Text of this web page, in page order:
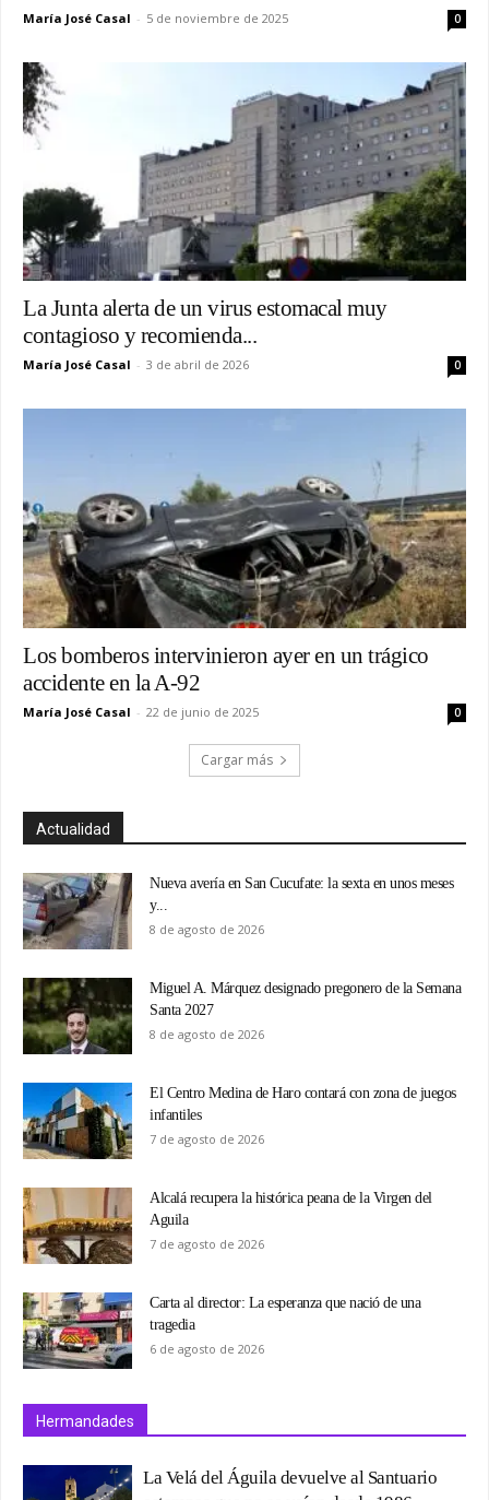
María José Casal - 5 de noviembre de 2025 0
La Junta alerta de un virus estomacal muy
contagioso y recomienda...
María José Casal - 3 de abril de 2026 0
Los bomberos intervinieron ayer en un trágico
accidente en la A-92
María José Casal - 22 de junio de 2025 0
Cargar más
Actualidad
Nueva avería en San Cucufate: la sexta en unos meses
y...
8 de agosto de 2026
Miguel A. Márquez designado pregonero de la Semana
Santa 2027
8 de agosto de 2026
El Centro Medina de Haro contará con zona de juegos
infantiles
7 de agosto de 2026
Alcalá recupera la histórica peana de la Virgen del
Aguila
7 de agosto de 2026
Carta al director: La esperanza que nació de una
tragedia
6 de agosto de 2026
Hermandades
La Velá del Águila devuelve al Santuario